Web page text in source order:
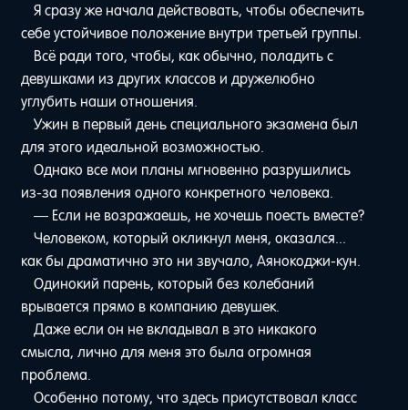
Я сразу же начала действовать, чтобы обеспечить
себе устойчивое положение внутри третьей группы.
Всё ради того, чтобы, как обычно, поладить с
девушками из других классов и дружелюбно
углубить наши отношения.
Ужин в первый день специального экзамена был
для этого идеальной возможностью.
Однако все мои планы мгновенно разрушились
из-за появления одного конкретного человека.
— Если не возражаешь, не хочешь поесть вместе?
Человеком, который окликнул меня, оказался...
как бы драматично это ни звучало, Аянокоджи-кун.
Одинокий парень, который без колебаний
врывается прямо в компанию девушек.
Даже если он не вкладывал в это никакого
смысла, лично для меня это была огромная
проблема.
Особенно потому, что здесь присутствовал класс